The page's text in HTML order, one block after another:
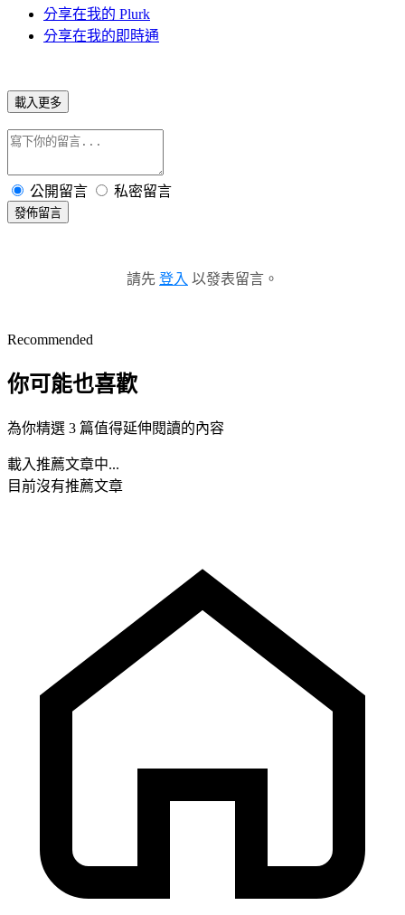
分享在我的 Plurk
分享在我的即時通
載入更多
公開留言 私密留言
發佈留言
請先 登入 以發表留言。
Recommended
你可能也喜歡
為你精選 3 篇值得延伸閱讀的內容
載入推薦文章中...
目前沒有推薦文章